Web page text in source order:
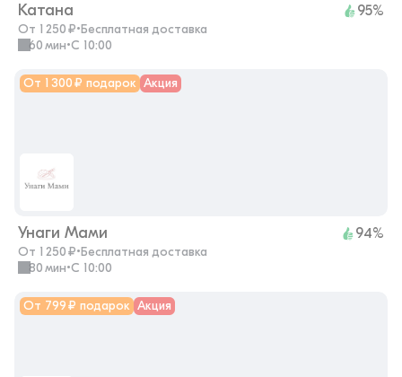
Катана 95%
От 1 250 ₽•Бесплатная доставка
60 мин• с 10:00
От 1 300 ₽ подарок Акция
Унаги Мами 94%
От 1 250 ₽•Бесплатная доставка
80 мин• с 10:00
От 799 ₽ подарок Акция